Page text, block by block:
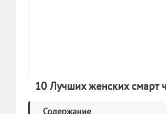
10 Лучших женских смарт
Содержание